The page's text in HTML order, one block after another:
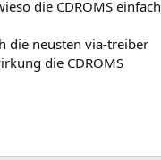
die CDROMS einfach
die neusten via-treiber
die CDROMS